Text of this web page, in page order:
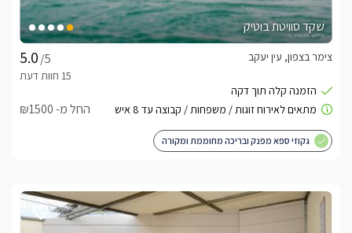
שקד סוויטת בוטיק
/5
צימר בצפון, עין יעקב
החל מ- ₪1500
גקוזי ספא מפנק ובריכה מחוממת ומקורה